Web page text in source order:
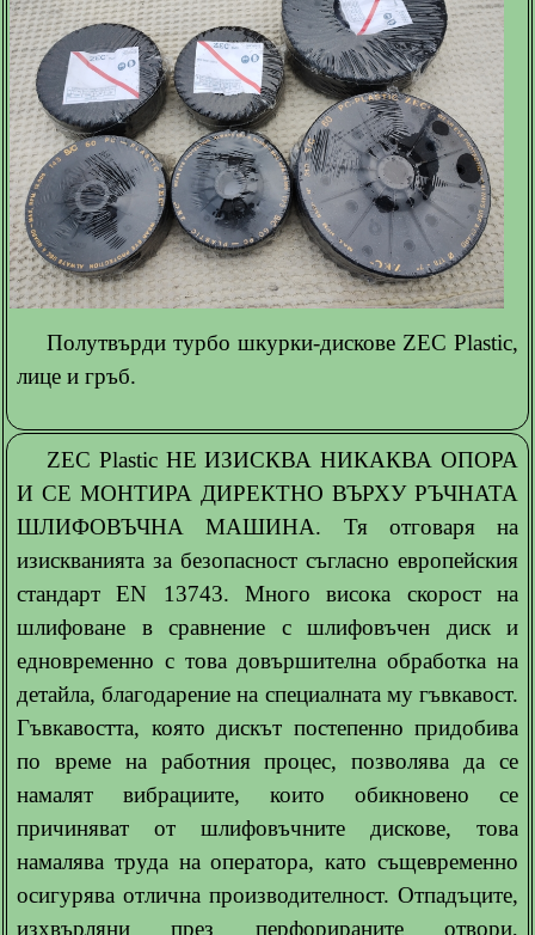
Полутвърди турбо шкурки-дискове ZEC Plastic,
лице и гръб.
ZEC Plastic НЕ ИЗИСКВА НИКАКВА ОПОРА
И СЕ МОНТИРА ДИРЕКТНО ВЪРХУ РЪЧНАТА
ШЛИФОВЪЧНА МАШИНА. Тя отговаря на
изискванията за безопасност съгласно европейския
стандарт EN 13743. Много висока скорост на
шлифоване в сравнение с шлифовъчен диск и
едновременно с това довършителна обработка на
детайла, благодарение на специалната му гъвкавост.
Гъвкавостта, която дискът постепенно придобива
по време на работния процес, позволява да се
намалят вибрациите, които обикновено се
причиняват от шлифовъчните дискове, това
намалява труда на оператора, като същевременно
осигурява отлична производителност. Отпадъците,
изхвърляни през перфорираните отвори,